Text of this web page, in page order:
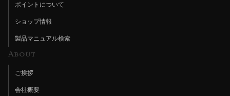
ポイントについて
ショップ情報
製品マニュアル検索
About
ご挨拶
会社概要